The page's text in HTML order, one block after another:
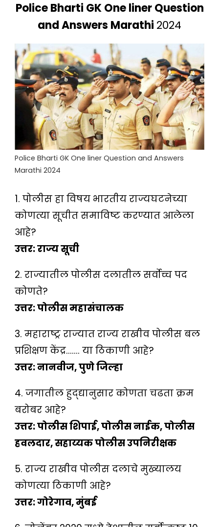
Police Bharti GK One liner Question
and Answers Marathi 2024
Police Bharti GK One liner Question and Answers
Marathi 2024
1. पोलीस हा विषय भारतीय राज्यघटनेच्या
कोणत्या सूचीत समाविष्ट करण्यात आलेला
आहे?
उत्तर: राज्य सूची
2. राज्यातील पोलीस दलातील सर्वोच्च पद
कोणते?
उत्तर: पोलीस महासंचालक
3. महाराष्ट्र राज्यात राज्य राखीव पोलीस बल
प्रशिक्षण केंद्र……. या ठिकाणी आहे?
उत्तर: नानवीज, पुणे जिल्हा
4. जगातील हुद्द्यानुसार कोणता चढता क्रम
बरोबर आहे?
उत्तर: पोलीस शिपाई, पोलीस नाईक, पोलीस
हवलदार, सहाय्यक पोलीस उपनिरीक्षक
5. राज्य राखीव पोलीस दलाचे मुख्यालय
कोणत्या ठिकाणी आहे?
उत्तर: गोरेगाव, मुंबई